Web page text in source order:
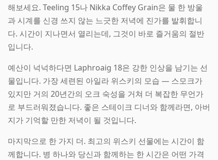
해보세요. Teeling 15나 Nikka Coffey Grain은 물 한 방울
과 시계를 신경 쓰지 않는 느긋한 저녁에 진가를 발휘합니
다. 시간이 지나면서 열리는데, 그것이 바로 즐거움의 절반
입니다.
예산이 넉넉하다면 Laphroaig 18은 강한 인상을 남기는 선
물입니다. 가장 세련된 아일라 위스키의 모습 — 스모크가
있지만 거의 20년간의 오크 숙성을 거쳐 더 복잡한 무언가
로 부드러워졌습니다. 좋은 스테이크 디너와 함께라면, 아버
지가 기억할 만한 저녁이 될 것입니다.
마지막으로 한 가지 더. 최고의 위스키 선물에는 시간이 함
께합니다. 병 하나와 당신과 함께하는 한 시간은 어떤 가격